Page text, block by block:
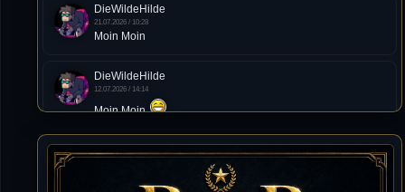
DieWildeHilde
21.07.2026 / 10:28
Moin Moin
DieWildeHilde
12.07.2026 / 14:14
Moin Moin
Tommy